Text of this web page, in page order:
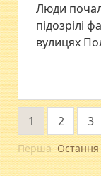
Люди
підозрілі
вулицях
Перша
1 2 3
Остання